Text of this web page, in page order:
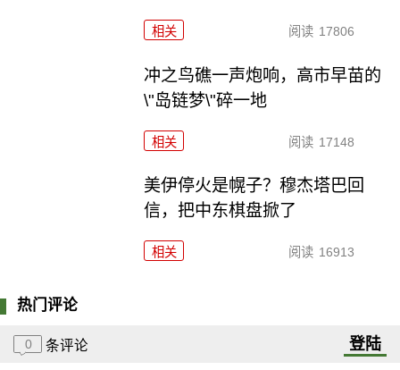
相关 阅读 17806
冲之鸟礁一声炮响，高市早苗的
\"岛链梦\"碎一地
相关 阅读 17148
美伊停火是幌子？穆杰塔巴回
信，把中东棋盘掀了
相关 阅读 16913
热门评论
0 条评论 登陆